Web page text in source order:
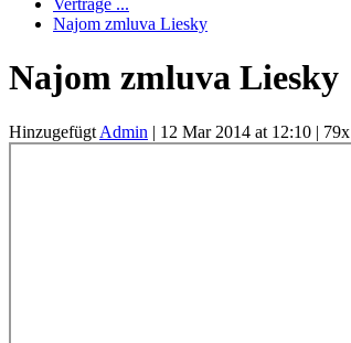
Verträge ...
Najom zmluva Liesky
Najom zmluva Liesky
Hinzugefügt Admin | 12 Mar 2014 at 12:10 | 79x